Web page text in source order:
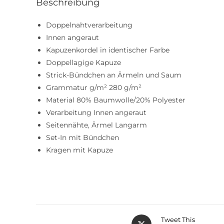
Beschreibung
Doppelnahtverarbeitung
Innen angeraut
Kapuzenkordel in identischer Farbe
Doppellagige Kapuze
Strick-Bündchen an Ärmeln und Saum
Grammatur g/m² 280 g/m²
Material 80% Baumwolle/20% Polyester
Verarbeitung Innen angeraut
Seitennähte, Ärmel Langarm
Set-In mit Bündchen
Kragen mit Kapuze
Tweet This